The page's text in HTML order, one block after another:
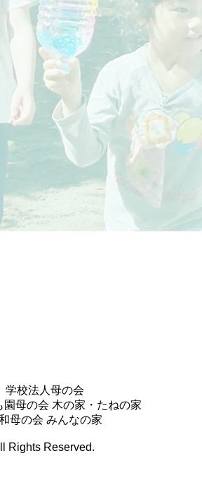
学校法人母の会
園母の会 木の家・たねの家
母の会 みんなの家
Rights Reserved.